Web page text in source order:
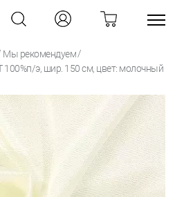
Мы рекомендуем /
100%п/э, шир. 150 см, цвет: молочный